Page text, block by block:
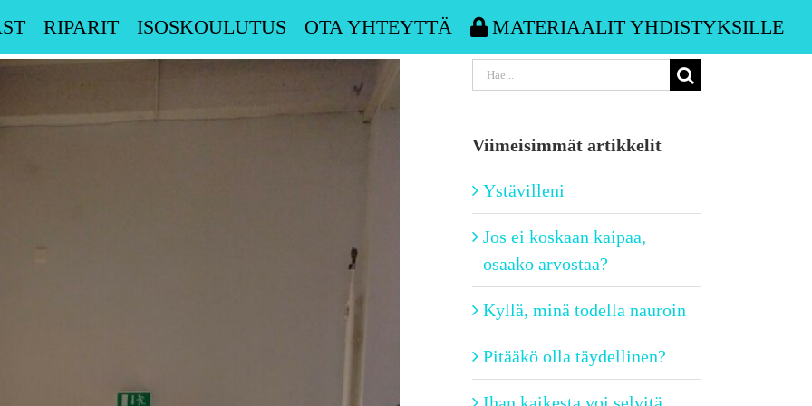
RIPARIT ISOSKOULUTUS OTA YHTEYTTÄ MATERIAALIT YHDISTYKSILLE
Etsi
Viimeisimmät artikkelit
Ystävilleni
Jos ei koskaan kaipaa,
osaako arvostaa?
Kyllä, minä todella nauroin
Pitääkö olla täydellinen?